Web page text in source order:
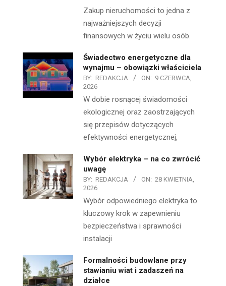
Zakup nieruchomości to jedna z
najważniejszych decyzji
finansowych w życiu wielu osób.
Świadectwo energetyczne dla
wynajmu – obowiązki właściciela
BY: REDAKCJA ON: 9 CZERWCA,
2026
W dobie rosnącej świadomości
ekologicznej oraz zaostrzających
się przepisów dotyczących
efektywności energetycznej,
Wybór elektryka – na co zwrócić
uwagę
BY: REDAKCJA ON: 28 KWIETNIA,
2026
Wybór odpowiedniego elektryka to
kluczowy krok w zapewnieniu
bezpieczeństwa i sprawności
instalacji
Formalności budowlane przy
stawianiu wiat i zadaszeń na
działce